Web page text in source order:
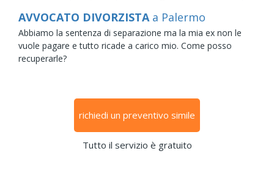
AVVOCATO DIVORZISTA a Palermo
Abbiamo la sentenza di separazione ma la mia ex non le
vuole pagare e tutto ricade a carico mio. Come posso
recuperarle?
richiedi un preventivo simile
Tutto il servizio è gratuito